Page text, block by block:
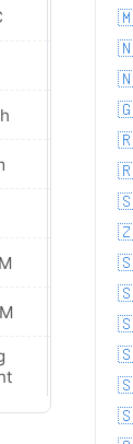
16%
31.3
0.0
8.0
07:13
06:26